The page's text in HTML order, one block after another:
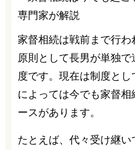
家督相続は戦前まで行わ
原則として長男が単独
度です。現在は制度と
によっては今でも家督
ースがあります。
たとえば、代々受け継